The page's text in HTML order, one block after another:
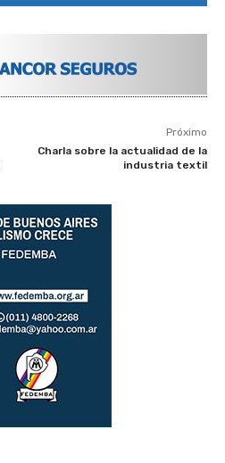
Próximo
Charla sobre la actualidad de la
industria textil